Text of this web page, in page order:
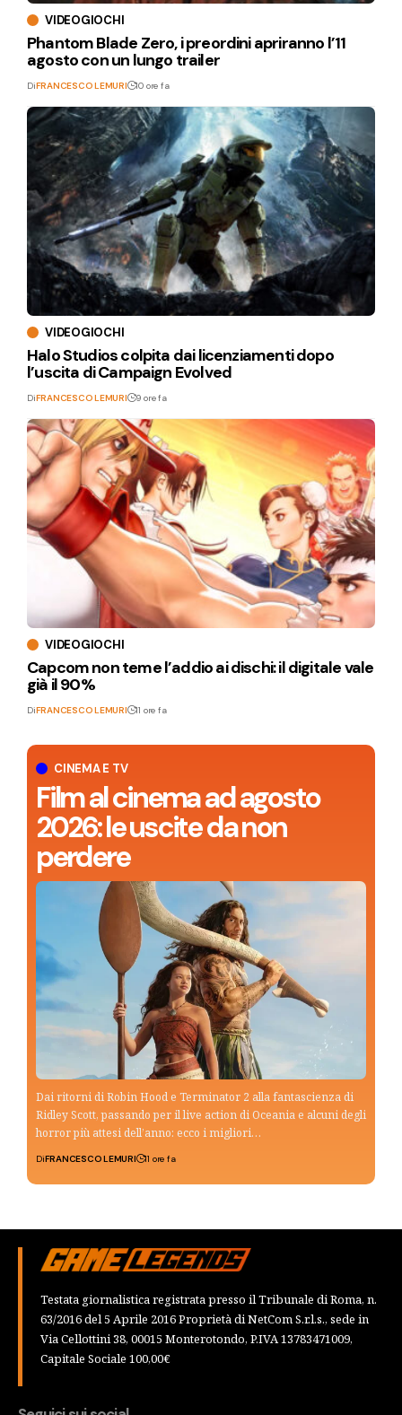
CINEMA E TV
Film al cinema ad agosto
2026: le uscite da non
perdere
Dai ritorni di Robin Hood e Terminator 2 alla fantascienza di
Ridley Scott, passando per il live action di Oceania e alcuni degli
horror più attesi dell’anno: ecco i migliori…
DiFRANCESCO LEMURI 11 ore fa
VIDEOGIOCHI
Phantom Blade Zero, i preordini apriranno l’11
agosto con un lungo trailer
DiFRANCESCO LEMURI 10 ore fa
VIDEOGIOCHI
Halo Studios colpita dai licenziamenti dopo
l’uscita di Campaign Evolved
DiFRANCESCO LEMURI 9 ore fa
VIDEOGIOCHI
Capcom non teme l’addio ai dischi: il digitale vale
già il 90%
DiFRANCESCO LEMURI 11 ore fa
Testata giornalistica registrata presso il Tribunale di Roma, n.
63/2016 del 5 Aprile 2016 Proprietà di NetCom S.r.l.s., sede in
Via Cellottini 38, 00015 Monterotondo, P.IVA 13783471009,
Capitale Sociale 100,00€